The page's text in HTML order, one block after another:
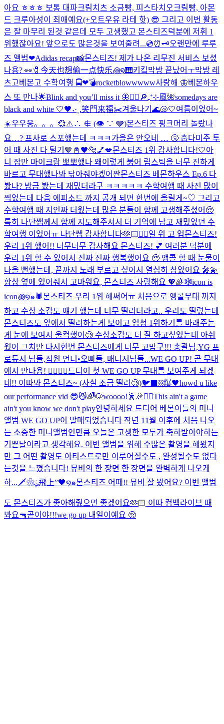
아요 ㅎㅎㅎ 보통 대파크림치츠 소금빵, 피스타치오크림빵, 아몬
드 크루아성이 최애예요(+오트우유 라테 핫) 😎 그리고 이번 활동
은 잘 마무리 된것 같은데 모두 고생했고 몬스티즈덕분에 저휘 1
위했잖아요! 앞으로도 많은것을 보여줄려...💿⏰🗝️오랜만에 루루
즈 앨범❤︎Adidas recap📸몬스티즈! 제가 나온 리무진 서비스 보셨
나용? 👀🧷今天也想偷一点快乐꩜໑🎹키킼막방 끝났어ㅜ막방 레
츠고베몬고 수학여행 🚍❤︎💣rocketblowwwww사랑해 🦋베몬하우
스 또 만나🌟Blink and you’ll miss it 🦋❤️‍🔥 🔎₊⁺⊹風🌺somedays are
black and white 🤍🖤˖·˳.笑門来福✂️겨울나기 🌊🐚🤍여름이었어~
☀️우우웅。。。💞⚠️∴ ∉ (👁 ∵ 🩶)몬스티즈 핑크머리 놀랐나
요…? 프사로 스포했는데 ㅋㅋㅋ 가을은 안오네 … 🤧 춥다미주 투
어 때 사진 다 털기🤎 📓🖤🐆💅💋몬스티즈 1위 감사합니다!🤍아
니 잠만 마이크랑 뽀뽀했나 왜이렇게 붉어 립스틱을 너무 진하게
바르고 무대했나봐 닦아줘야겠어짠몬스티즈 베몬하우스 Ep.6 다
봤나? 방금 봤는데 재밌더라구 ㅋㅋㅋㅋㅋ 수학여행 때 사진 많이
찍었는데 다음 에피소드 까지 공개 되면 한번에 올릴게~♡ 그리고
수학여행 때 지인짜 더웠는데 많은 분들이 함께 고생해주셨어🥺
특히 나단쌤께서 함께 지도해주셔서 더 기억에 남고 재밌었던 수
학여행 이었어ㅠ 나단쌤 감사합니다🫶🏻 ❤️‍🔥일 위 고 업몬스티즈!
우리 1위 했어!! 너무너무 감사해요 몬스티즈! 💕 여러분 덕분에
우리 1위 할 수 있어서 진짜 진짜 행복했어요 🥹 앵콜 할 때 눈물이
나올 뻔했는데, 끝까지 노래 부르고 싶어서 열심히 참았어요 🎤💫
항상 옆에 있어줘서 고마워요, 몬스티즈 사랑해요 💖🌈🕸️icon is
icon꩜໑๑🕷️몬스티즈 우리 1위 해써어ㅠ 처음으로 앵콜무대 까지
하고 수상 소감도 얘기 했는데 너무 떨리더라고.. 우리도 떨렸는데
몬스티즈도 앞에서 떨려하는게 보이고 엄청 1위하기를 바래주는
게 눈에 보여서 울컥했어🥲 수상소감도 더 잘 하고싶었는데 아쉬
웠어 그치만 다시한번 몬스티즈에게 너무 고맙구!!! 총괄님,YG 프
로듀서 님들,직원 언니•오빠들, 매니저님들...WE GO UP! 곧 무대
에서 만나용! ❤️‍🔥❤️‍🔥 드디어 첫 WE GO UP 무대를 보여주게 되겠
네!! 이따봐 몬스티즈~ (사실 조금 떨려🥲)🐦‍⬛⛓️爆🖤howd u like
our performance vid 😎😼🌈🐶woooo!🕺🎉❤️‍🔥This ain't a game
ain't you know we don't play안녕하세요 드디어 베몬이들의 미니
앨범 WE GO UP이 발매되었습니다 작년 11월 이후에 처음 나오
는 소중한 미니앨범인만큼 오늘은 고생한 모두가 축하받아야하는
기쁜날이라고 생각해요. 이번 앨범을 위해 수많은 촬영을 해왔지
만 그 어떤 촬영도 아티스트로만 이루어질수도 , 완성될수도 없다
는것을 느꼈습니다! 뮤비의 한 장면 한 장면을 완벽하게 나오게
하... 🗡️❀ུ۪飛上”🖤໑๑몬스티즈 어때!! 뮤비 잘 봤어요? 이번 앨범
도 몬스티즈가 좋아해줬으면 좋겠어요🫶🏻 이따 컴백라이브 때
봐요🔫곧이야!!!we go up 내일이예요 🥺